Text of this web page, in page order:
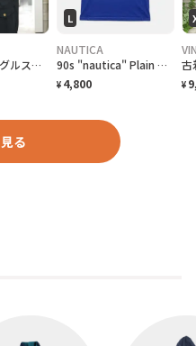
古着 90s シングルステッチ 大麻合法化運動 プリントTシャツ フェード
L
NAUTICA
90s "nautica" Plain T-Shirt ノーティカ 無地Tシャツ [L]
¥ 4,800 ¥
る